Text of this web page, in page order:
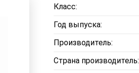
Класс:
Год выпуска:
Производитель:
Страна производитель: